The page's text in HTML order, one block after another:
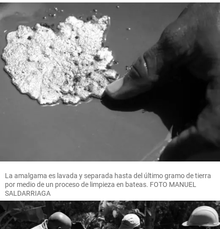
La amalgama es lavada y separada hasta del último gramo de tierra
por medio de un proceso de limpieza en bateas. FOTO MANUEL
SALDARRIAGA